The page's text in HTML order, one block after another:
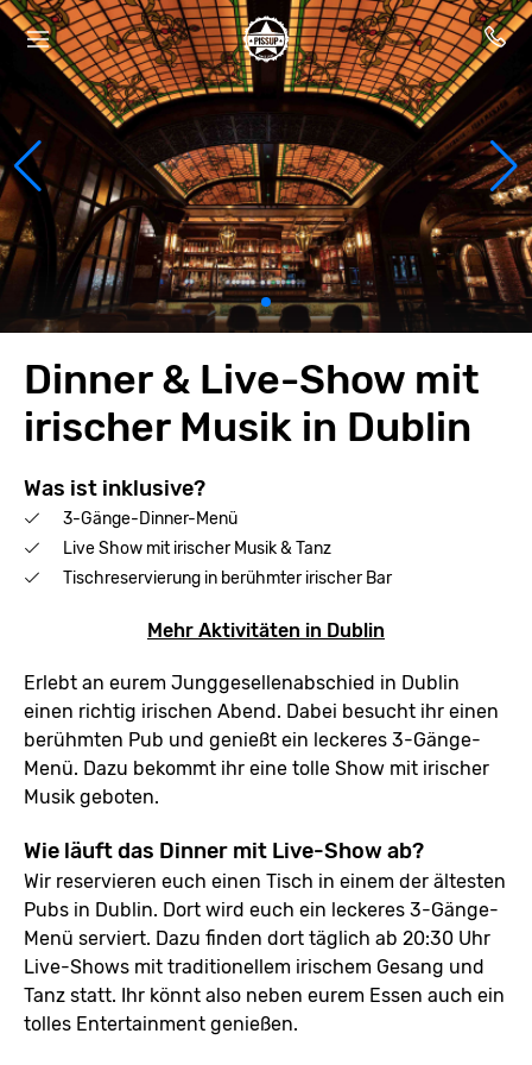
Dinner & Live-Show mit
irischer Musik in Dublin
Was ist inklusive?
3-Gänge-Dinner-Menü
Live Show mit irischer Musik & Tanz
Tischreservierung in berühmter irischer Bar
Mehr Aktivitäten in Dublin
Erlebt an eurem Junggesellenabschied in Dublin
einen richtig irischen Abend. Dabei besucht ihr einen
berühmten Pub und genießt ein leckeres 3-Gänge-
Menü. Dazu bekommt ihr eine tolle Show mit irischer
Musik geboten.
Wie läuft das Dinner mit Live-Show ab?
Wir reservieren euch einen Tisch in einem der ältesten
Pubs in Dublin. Dort wird euch ein leckeres 3-Gänge-
Menü serviert. Dazu finden dort täglich ab 20:30 Uhr
Live-Shows mit traditionellem irischem Gesang und
Tanz statt. Ihr könnt also neben eurem Essen auch ein
tolles Entertainment genießen.